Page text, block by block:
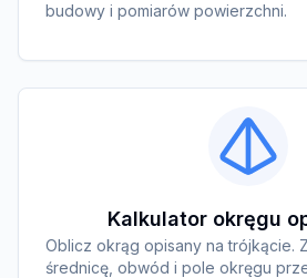
budowy i pomiarów powierzchni.
Kalkulator okręgu
Oblicz okrąg opisany na trójkącie.
średnicę, obwód i pole okręgu